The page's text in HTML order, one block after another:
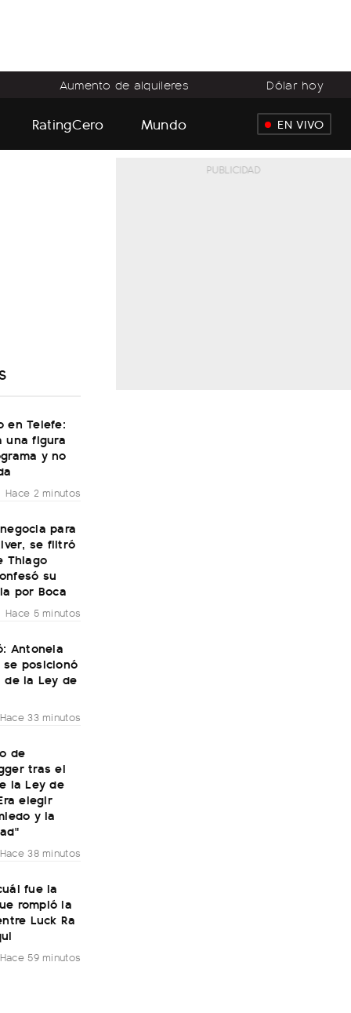
Aumento de alquileres Dólar hoy
RatingCero Mundo EN VIVO
en Telefe:
una figura
y no
Hace 2 minutos
para
se filtró
Thiago
su
por Boca
Hace 5 minutos
Antonela
se posicionó
de la Ley de
Hace 33 minutos
de
tras el
la Ley de
elegir
y la
Hace 38 minutos
fue la
rompió la
Luck Ra
Hace 59 minutos